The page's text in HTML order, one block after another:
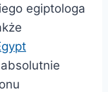
egiptologa